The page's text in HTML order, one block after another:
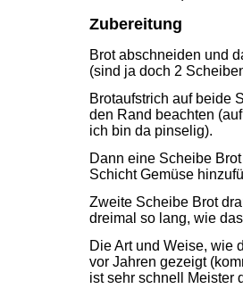
Zubereitung
Brot abschneiden und
(sind ja doch 2
Brotaufstrich auf beide
den Rand beachten
ich bin da pinselig).
Dann eine Scheibe
Schicht Gemüse
Zweite Scheibe Brot
dreimal so lang, wie
Die Art und Weise, wie
vor Jahren gezeigt
ist sehr schnell Meister